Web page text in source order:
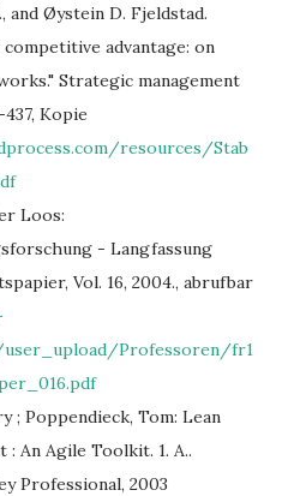
and Øystein D. Fjeldstad.
advantage: on
Strategic management
437, Kopie
resources/Stab
Loos:
- Langfassung
Vol. 16, 2004., abrufbar
user_upload/Professoren/fr1
; Poppendieck, Tom: Lean
An Agile Toolkit. 1. A..
Professional, 2003